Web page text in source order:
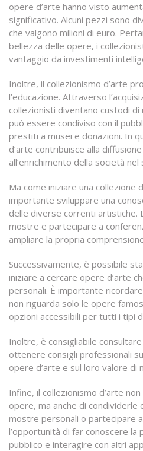
opere d’arte hanno visto
significativo. Alcuni pezzi sono
che valgono milioni di euro.
bellezza delle opere, i
vantaggio da investimenti
Inoltre, il collezionismo d’arte
l’educazione. Attraverso
collezionisti diventano custodi
può essere condiviso con il
prestiti a musei e donazioni. In
d’arte contribuisce alla
all’enrichimento della società nel
Ma come iniziare una collezione
importante sviluppare una
delle diverse correnti artistiche.
mostre e partecipare a
ampliare la propria
Successivamente, è possibile
iniziare a cercare opere d’arte
personali. È importante
non riguarda solo le opere
opzioni accessibili per tutti i tipi
Inoltre, è consigliabile
ottenere consigli professionali
opere d’arte e sul loro valore di
Infine, il collezionismo d’arte
opere, ma anche di condividerle
mostre personali o partecipare
l’opportunità di far conoscere la
pubblico e interagire con altri